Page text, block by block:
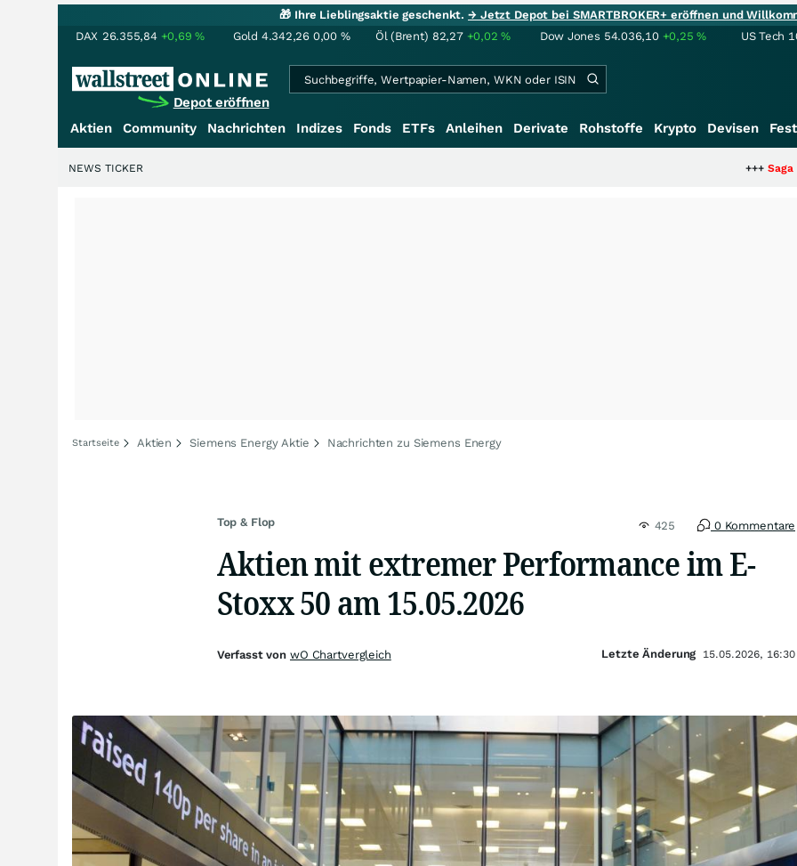
🎁 Ihre Lieblingsaktie geschenkt.→ Jetzt Depot bei SMARTBROKER+ eröffnen und
DAX 26.355,84 +0,69% Gold 4.342,26 0,00 % Öl (Brent) 82,27 +0,02% Dow Jones 54.036,10 +0,25% US Tech
Depot eröffnen
Aktien Community Nachrichten Indizes Fonds ETFs Anleihen Derivate Rohstoffe Krypto Devisen
Saga bei 0,53 CAD:
NEWS TICKER
Startseite Aktien Siemens Energy Aktie Nachrichten zu Siemens Energy
Top & Flop 425 0 Kommentare
Aktien mit extremer Performance im E-
Stoxx 50 am 15.05.2026
Verfasst von wO Chartvergleich Letzte Änderung 15.05.2026, 16:30